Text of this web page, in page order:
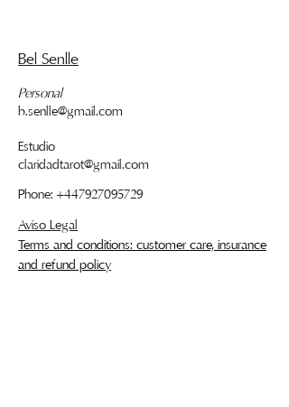
Bel Senlle
Personal
b.senlle@gmail.com
Estudio
claridadtarot@gmail.com
Phone: +447927095729
Aviso Legal
Terms and conditions: customer care, insurance
and refund policy